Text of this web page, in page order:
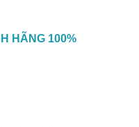
HÃNG 100%